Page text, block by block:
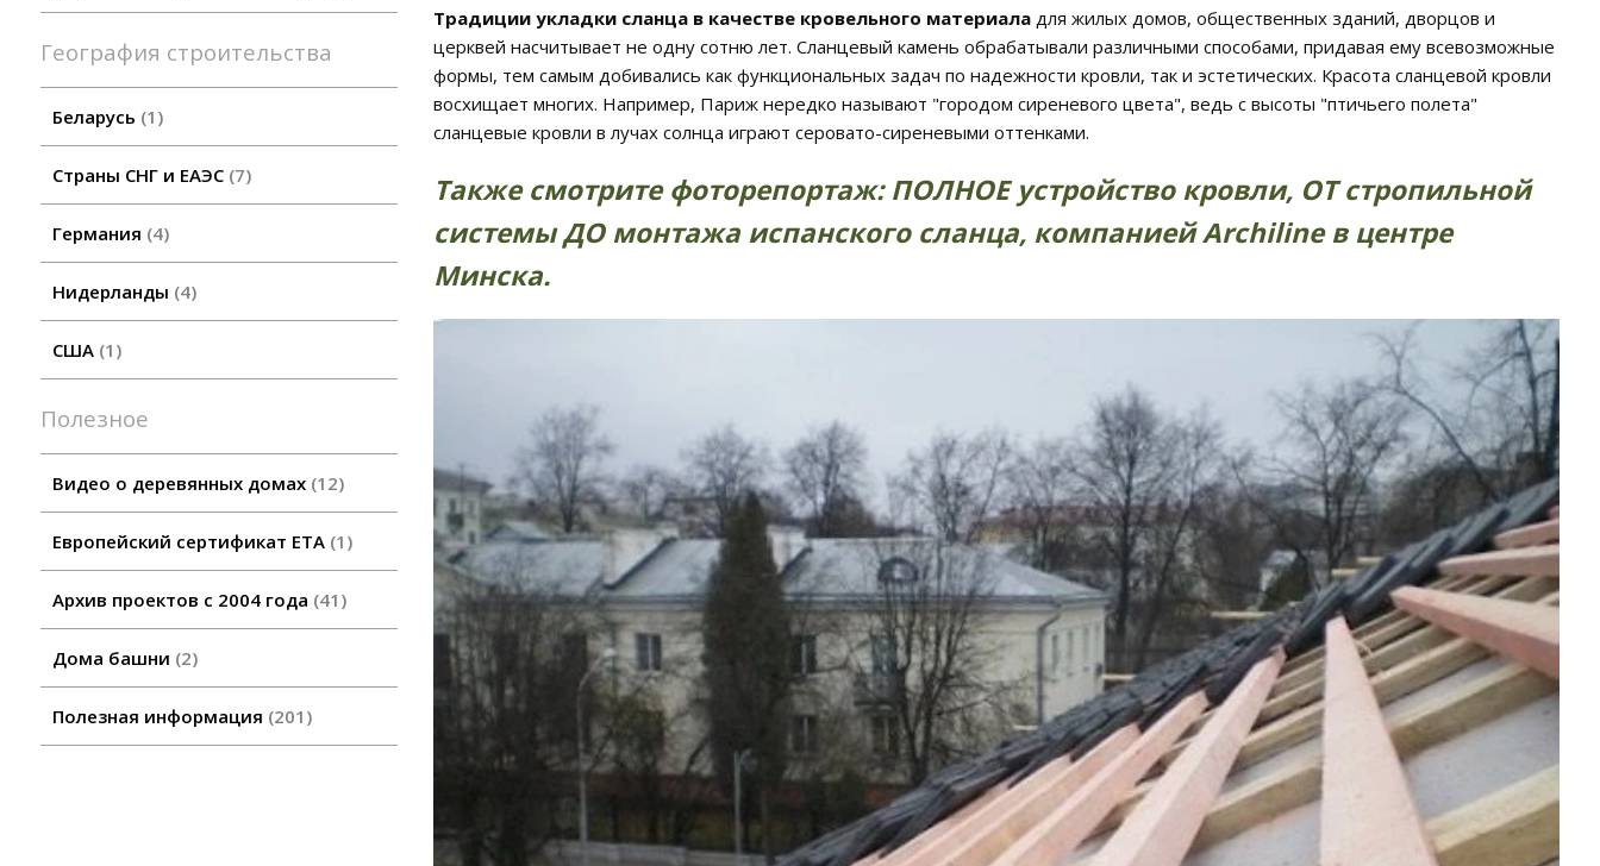
География строительства
Беларусь 1
Страны СНГ и ЕАЭС 7
Германия 4
Нидерланды 4
США 1
Полезное
Видео о деревянных домах 12
Европейский сертификат ETA 1
Архив проектов с 2004 года 41
Дома башни 2
Полезная информация 201
Традиции укладки сланца в качестве кровельного материала для жилых домов, общественных зданий, дворцов и
церквей насчитывает не одну сотню лет. Сланцевый камень обрабатывали различными способами, придавая ему всевозможные
формы, тем самым добивались как функциональных задач по надежности кровли, так и эстетических. Красота сланцевой кровли
восхищает многих. Например, Париж нередко называют "городом сиреневого цвета", ведь с высоты "птичьего полета"
сланцевые кровли в лучах солнца играют серовато-сиреневыми оттенками.
Также смотрите фоторепортаж: ПОЛНОЕ устройство кровли, ОТ стропильной
системы ДО монтажа испанского сланца, компанией Archiline в центре
Минска.